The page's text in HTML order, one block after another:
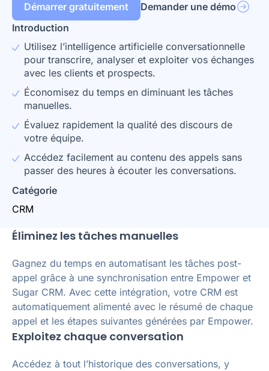
Démarrer gratuitement
Demander une démo
Introduction
Utilisez l’intelligence artificielle conversationnelle
pour transcrire, analyser et exploiter vos échanges
avec les clients et prospects.
Économisez du temps en diminuant les tâches
manuelles.
Évaluez rapidement la qualité des discours de
votre équipe.
Accédez facilement au contenu des appels sans
passer des heures à écouter les conversations.
Catégorie
CRM
Éliminez les tâches manuelles
Gagnez du temps en automatisant les tâches post-
appel grâce à une synchronisation entre Empower et
Sugar CRM. Avec cette intégration, votre CRM est
automatiquement alimenté avec le résumé de chaque
appel et les étapes suivantes générées par Empower.
Exploitez chaque conversation
Accédez à tout l’historique des conversations, y